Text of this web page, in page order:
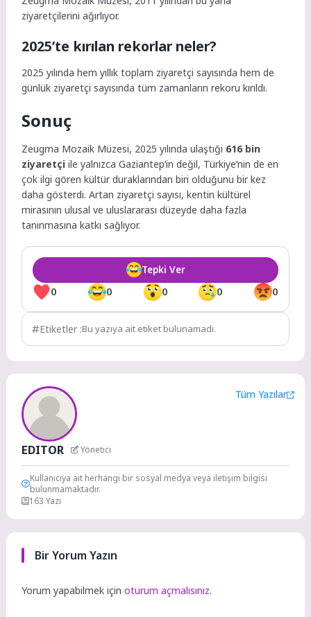
ziyaretçilerini ağırlıyor.
2025’te kırılan rekorlar neler?
2025 yılında hem yıllık toplam ziyaretçi sayısında hem de
günlük ziyaretçi sayısında tüm zamanların rekoru kırıldı.
Sonuç
Zeugma Mozaik Müzesi, 2025 yılında ulaştığı 616 bin
ziyaretçi ile yalnızca Gaziantep’in değil, Türkiye’nin de en
çok ilgi gören kültür duraklarından biri olduğunu bir kez
daha gösterdi. Artan ziyaretçi sayısı, kentin kültürel
mirasının ulusal ve uluslararası düzeyde daha fazla
tanınmasına katkı sağlıyor.
0 0 0 0 0
Tepki Ver
Etiketler :Bu yazıya ait etiket bulunamadı.
EDITOR Yönetici
Tüm Yazılar
Kullanıcıya ait herhangi bir sosyal medya veya iletişim bilgisi
bulunmamaktadır.
163 Yazı
Bir Yorum Yazın
Yorum yapabilmek içinoturum açmalısınız.